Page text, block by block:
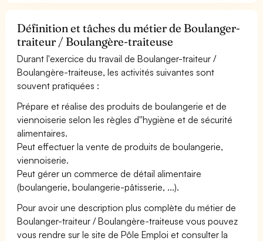
Définition et tâches du métier de Boulanger-
traiteur / Boulangère-traiteuse
Durant l'exercice du travail de Boulanger-traiteur /
Boulangère-traiteuse, les activités suivantes sont
souvent pratiquées :
Prépare et réalise des produits de boulangerie et de
viennoiserie selon les règles d''hygiène et de sécurité
alimentaires.
Peut effectuer la vente de produits de boulangerie,
viennoiserie.
Peut gérer un commerce de détail alimentaire
(boulangerie, boulangerie-pâtisserie, ...).
Pour avoir une description plus complète du métier de
Boulanger-traiteur / Boulangère-traiteuse vous pouvez
vous rendre sur le site de Pôle Emploi et consulter la